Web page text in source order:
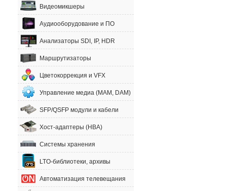
Видеомикшеры
Аудиооборудование и ПО
Анализаторы SDI, IP, HDR
Маршрутизаторы
Цветокоррекция и VFX
Управление медиа (MAM, DAM)
SFP/QSFP модули и кабели
Хост-адаптеры (HBA)
Системы хранения
LTO-библиотеки, архивы
Автоматизация телевещания